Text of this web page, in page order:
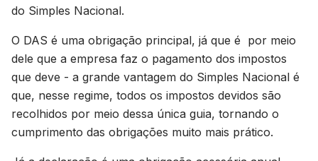
do Simples Nacional.
O DAS é uma obrigação principal, já que é por meio
dele que a empresa faz o pagamento dos impostos
que deve - a grande vantagem do Simples Nacional é
que, nesse regime, todos os impostos devidos são
recolhidos por meio dessa única guia, tornando o
cumprimento das obrigações muito mais prático.